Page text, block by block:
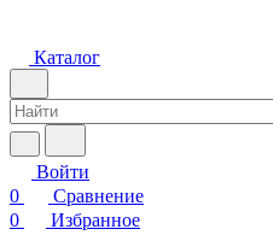
Каталог
Войти
0
Сравнение
0
Избранное